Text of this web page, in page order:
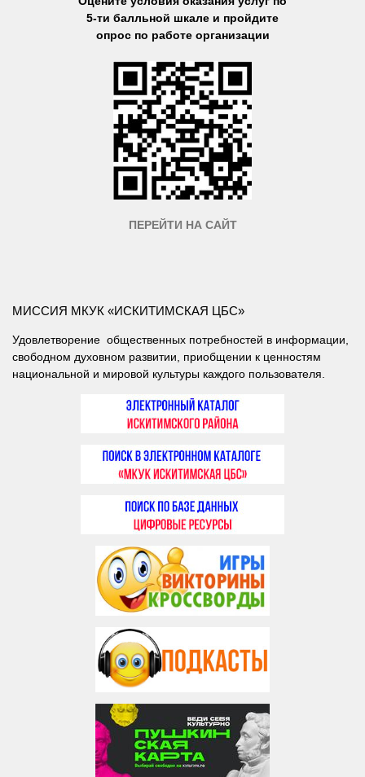
5-ти балльной шкале и пройдите
опрос по работе организации
ПЕРЕЙТИ НА САЙТ
МИССИЯ МКУК «ИСКИТИМСКАЯ ЦБС»
Удовлетворение общественных потребностей в информации,
свободном духовном развитии, приобщении к ценностям
национальной и мировой культуры каждого пользователя.